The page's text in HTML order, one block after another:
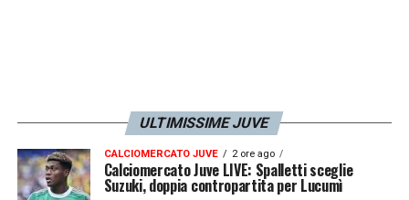
ULTIMISSIME JUVE
CALCIOMERCATO JUVE 2 ore ago
Calciomercato Juve LIVE: Spalletti sceglie
Suzuki, doppia contropartita per Lucumì